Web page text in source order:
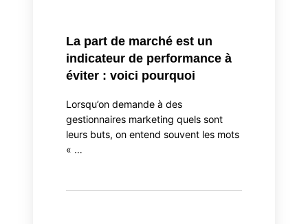
pourquoi
La part de marché est un
indicateur de performance à
éviter : voici pourquoi
Lorsqu’on demande à des
gestionnaires marketing quels sont
leurs buts, on entend souvent les mots
« …